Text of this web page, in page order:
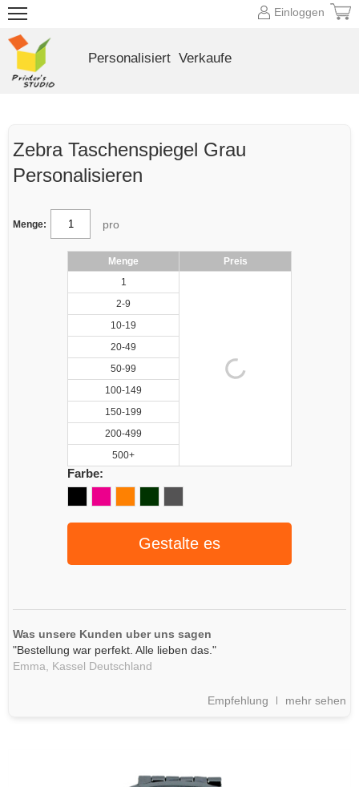
Zebra Taschenspiegel Grau
Personalisieren
Menge: pro
Menge
Preis
1
2-9
10-19
20-49
50-99
100-149
150-199
200-499
500+
Farbe:
Gestalte es
Was unsere Kunden uber uns sagen
"Bestellung war perfekt. Alle lieben das."
Emma,
Kassel Deutschland
Empfehlung mehr sehen
Einloggen
Personalisiert Verkaufe